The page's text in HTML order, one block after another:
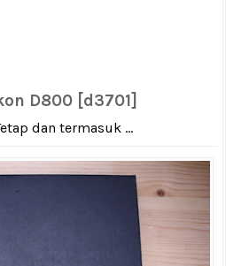
D800 [d3701]
dan termasuk ...